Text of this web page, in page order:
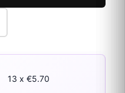
13 x €5.70